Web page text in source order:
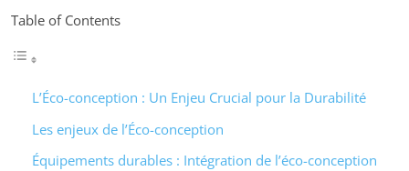
Table of Contents
L’Éco-conception : Un Enjeu Crucial pour la Durabilité
Les enjeux de l’Éco-conception
Équipements durables : Intégration de l’éco-conception